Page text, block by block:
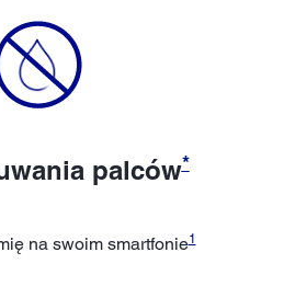
palców*
na swoim smartfonie1